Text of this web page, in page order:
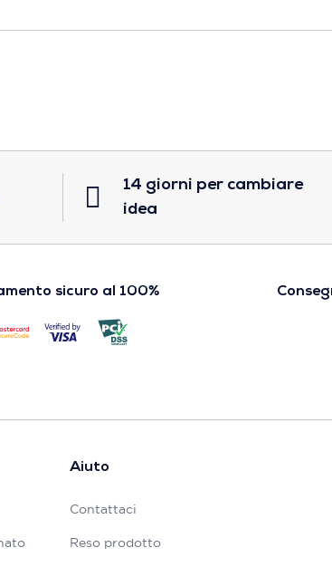
14 giorni per cambiare
idea
sicuro al 100%
Aiuto
Contattaci
Reso prodotto